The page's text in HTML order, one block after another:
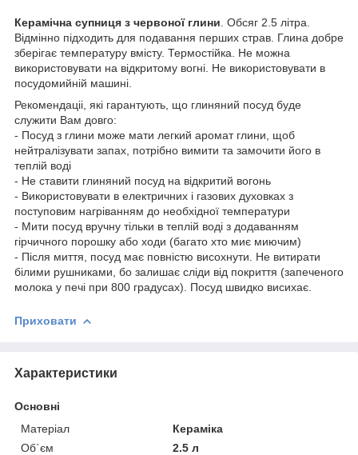
Керамічна супниця з червоної глини . Обсяг 2.5 літра.
Відмінно підходить для подавання перших страв. Глина добре
зберігає температуру вмісту. Термостійка. Не можна
використовувати на відкритому вогні. Не використовувати в
посудомийній машині.
Рекомендаціі, які гарантують, що глиняний посуд буде
служити Вам довго:
- Посуд з глини може мати легкий аромат глини, щоб
нейтралізувати запах, потрібно вимити та замочити його в
теплій воді
- Не ставити глиняний посуд на відкритий вогонь
- Використовувати в електричних і газових духовках з
поступовим нагріванням до необхідної температури
- Мити посуд вручну тільки в теплій воді з додаванням
гірчичного порошку або ходи (багато хто миє миючим)
- Після миття, посуд має повністю висохнути. Не витирати
білими рушниками, бо залишає сліди від покриття (запеченого
молока у печі при 800 градусах). Посуд швидко висихає.
Приховати
Характеристики
Основні
Матеріал
Кераміка
Об`єм
2.5 л